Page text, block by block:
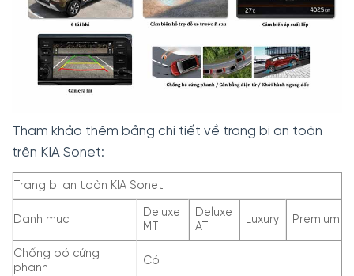
Tham khảo thêm bảng chi tiết về trang bị an toàn
trên KIA Sonet:
Trang bị an toàn KIA Sonet
Danh mục
Deluxe
MT
Deluxe
AT
Luxury Premium
Chống bó cứng
phanh
Có